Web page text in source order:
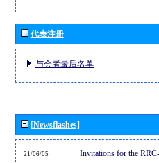
代表注册
与会者最后名单
[Newsflashes]
21/06/05 Invitations for the RRC-